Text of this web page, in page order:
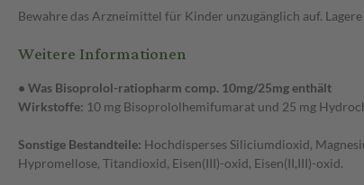
Bewahre das Arzneimittel für Kinder unzugänglich auf.
Weitere Informationen
• Was Bisoprolol-ratiopharm comp. 10mg/25mg enthält
Wirkstoffe: 10 mg Bisoprololhemifumarat und 25 mg
Sonstige Bestandteile: Hochdisperses Siliciumdioxid,
Hypromellose, Titandioxid, Eisen(III)-oxid, Eisen(II,III)-oxid.